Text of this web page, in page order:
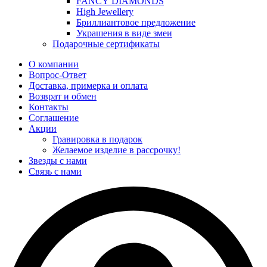
High Jewellery
Бриллиантовое предложение
Украшения в виде змеи
Подарочные сертификаты
О компании
Вопрос-Ответ
Доставка, примерка и оплата
Возврат и обмен
Контакты
Соглашение
Акции
Гравировка в подарок
Желаемое изделие в рассрочку!
Звезды с нами
Связь с нами